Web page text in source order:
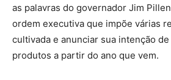
as palavras do governador Jim
ordem executiva que impõe várias
cultivada e anunciar sua intenção
produtos a partir do ano que vem.